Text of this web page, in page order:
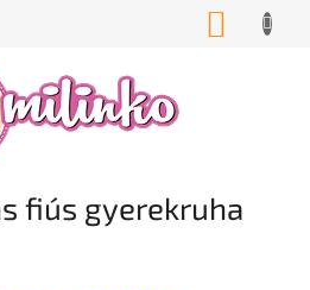
KOSÁR
fiús gyerekruha